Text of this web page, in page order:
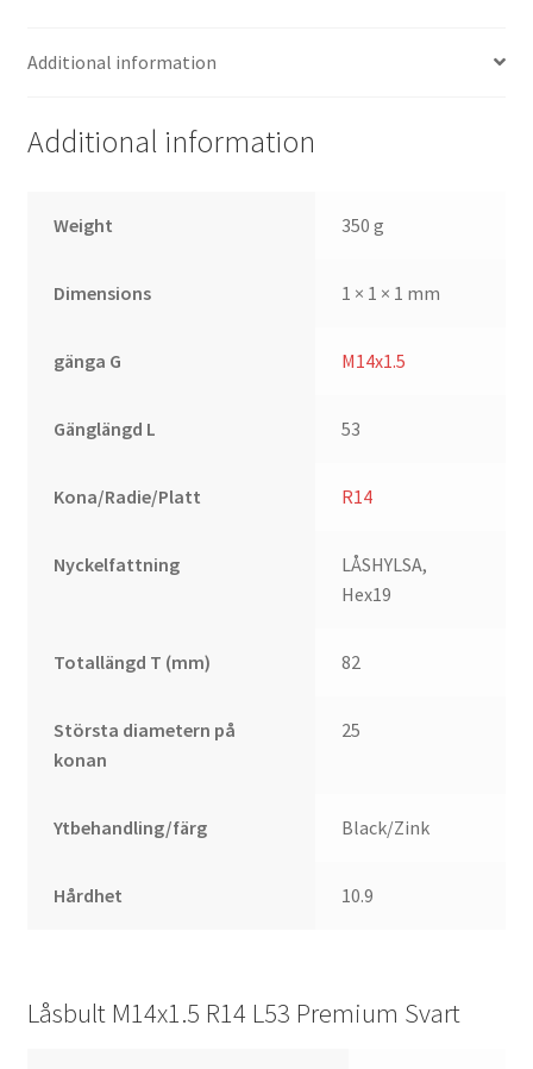
Additional information
Additional information
Weight 350 g
Dimensions 1 × 1 × 1 mm
gänga G M14x1.5
Gänglängd L 53
Kona/Radie/Platt R14
Nyckelfattning
LÅSHYLSA,
Hex19
Totallängd T (mm) 82
Största diametern på
konan
25
Ytbehandling/färg Black/Zink
Hårdhet 10.9
Låsbult M14x1.5 R14 L53 Premium Svart